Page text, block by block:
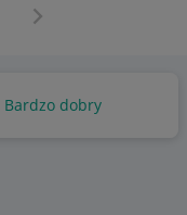
Następna strona
Bardzo dobry